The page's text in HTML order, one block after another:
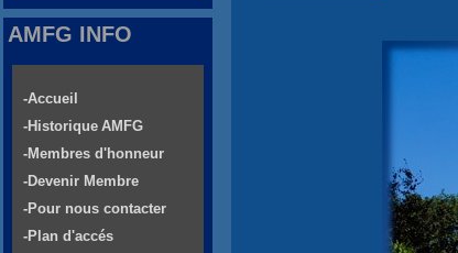
AMFG INFO
-Accueil
-Historique AMFG
-Membres d'honneur
-Devenir Membre
-Pour nous contacter
-Plan d'accés